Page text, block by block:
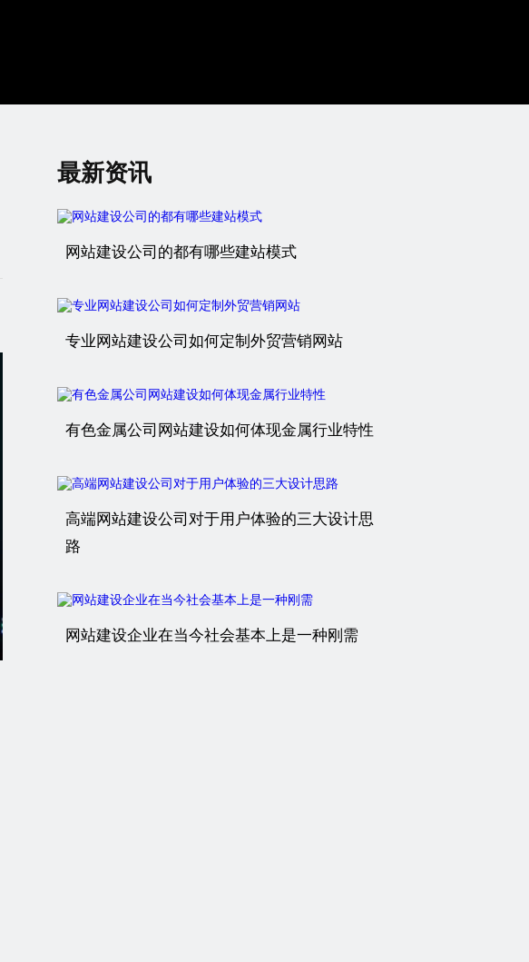
最新资讯
网站建设公司的都有哪些建站模式
专业网站建设公司如何定制外贸营销网站
有色金属公司网站建设如何体现金属行业特性
高端网站建设公司对于用户体验的三大设计思
路
网站建设企业在当今社会基本上是一种刚需